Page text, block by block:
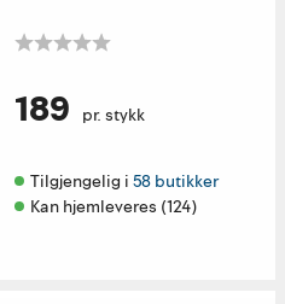
189 pr. stykk
Tilgjengelig i 58 butikker
Kan hjemleveres (124)